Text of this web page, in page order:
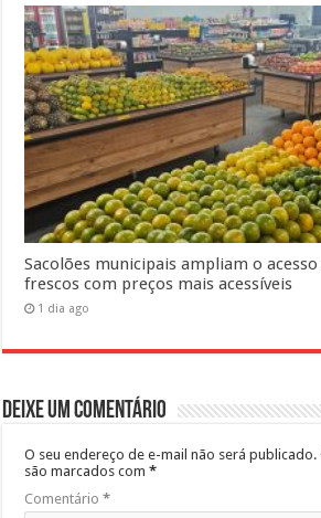
Sacolões municipais ampliam o
frescos com preços mais acessíveis
1 dia ago
Deixe um comentário
O seu endereço de e-mail não será publicado.
são marcados com*
Comentário*